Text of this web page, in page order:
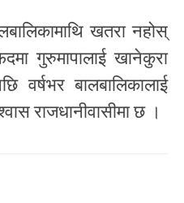
खतरा नहोस्
गुरुमापालाई खानेकुरा
वर्षभर बालबालिकालाई
राजधानीवासीमा छ ।